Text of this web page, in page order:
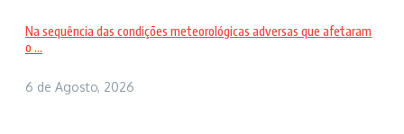
Na sequência das condições meteorológicas adversas que afetaram
o ...
6 de Agosto, 2026